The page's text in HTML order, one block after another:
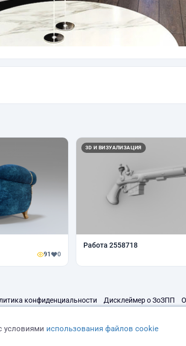
91 0
3D И ВИЗУАЛИЗАЦИЯ
Работа 2558718
конфиденциальности Дисклеймер о ЗоЗПП
условиями использования файлов cookie